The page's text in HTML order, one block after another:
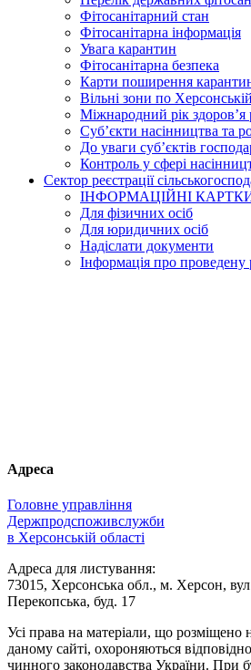
Фітосанітарний стан
Фітосанітарна інформація
Увага карантин
Фітосанітарна безпека
Карти поширення
Вільні зони по
Міжнародний рік здоров’я
Суб’єкти насінництва та
До уваги суб’єктів
Контроль у сфері
Сектор реєстрації
ІНФОРМАЦІЙНІ
Для фізичних осіб
Для юридичних осіб
Надіслати документи
Інформація про
Адреса
Головне управління
Держпродспоживслужби
в Херсонській області
Адреса для листування:
73015, Херсонська обл., м. Херсон,
Перекопська, буд. 17
Усі права на матеріали, що розміщено
даному сайті, охороняються
чинного законодавства України. При